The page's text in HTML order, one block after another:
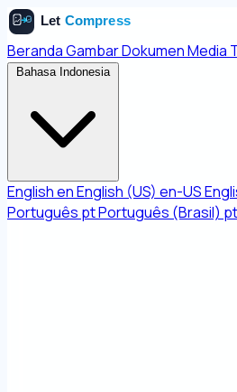
BerandaGambarDokumenMedia
Bahasa Indonesia
EnglishenEnglish (US) en-US
Português ptPortuguês (Brasil)